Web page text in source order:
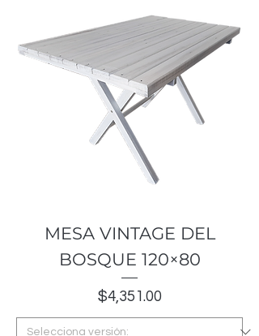
MESA VINTAGE DEL
BOSQUE 120×80
Precio
$4,351.00